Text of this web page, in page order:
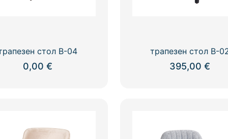
стол В-04
0,00€
трапезен стол В-
395,00€